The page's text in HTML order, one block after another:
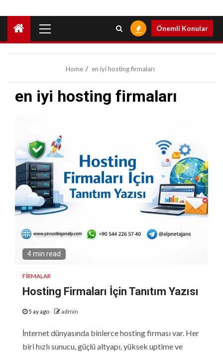
Menu
Önemli Konular
Home en iyi hosting firmaları
en iyi hosting firmaları
4 min read
FIRMALAR
Hosting Firmaları İçin Tanıtım Yazısı
5 ay ago admin
İnternet dünyasında binlerce hosting firması var. Her
biri hızlı sunucu, güçlü altyapı, yüksek uptime ve